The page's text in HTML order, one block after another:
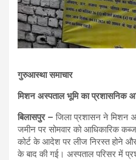
गुरुआस्था समाचार
मिशन अस्पताल भूमि का प्रशासनिक
बिलासपुर –जिला प्रशासन ने मिशन
जमीन पर सोमवार को आधिकारिक
कोर्ट के आदेश पर लीज निरस्त होने
के बाद की गई। अस्पताल परिसर में